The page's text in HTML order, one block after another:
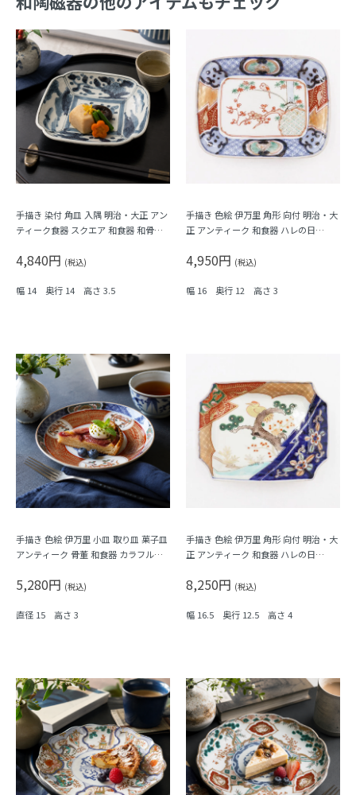
手描き 染付 角皿 入隅 明治・大正 アン
ティーク食器 スクエア 和食器 和骨董
4,840円 (税込)
幅 14 奥行 14 高さ 3.5
手描き 色絵 伊万里 角形 向付 明治・大
正 アンティーク 和食器 ハレの日
4,950円 (税込)
幅 16 奥行 12 高さ 3
手描き 色絵 伊万里 小皿 取り皿 菓子皿
アンティーク 骨董 和食器 カラフル
5,280円 (税込)
直径 15 高さ 3
手描き 色絵 伊万里 角形 向付 明治・大
正 アンティーク 和食器 ハレの日
8,250円 (税込)
幅 16.5 奥行 12.5 高さ 4